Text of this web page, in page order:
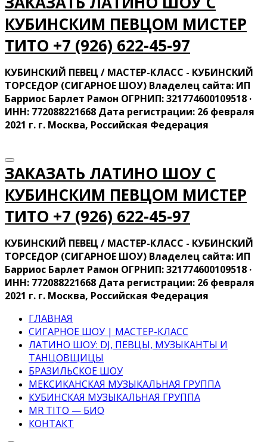
КУБИНСКИМ ПЕВЦОМ МИСТЕР
ТИТО ‍+7 (926) 622-45-97
КУБИНСКИЙ ПЕВЕЦ / МАСТЕР-КЛАСС - КУБИНСКИЙ
ТОРСЕДОР (СИГАРНОЕ ШОУ) Владелец сайта: ИП
Барриос Барлет Рамон ОГРНИП: 321774600109518 ·
ИНН: 772088221668 Дата регистрации: 26 февраля
2021 г. г. Москва, Российская Федерация
ЗАКАЗАТЬ ЛАТИНО ШОУ С
КУБИНСКИМ ПЕВЦОМ МИСТЕР
ТИТО ‍+7 (926) 622-45-97
КУБИНСКИЙ ПЕВЕЦ / МАСТЕР-КЛАСС - КУБИНСКИЙ
ТОРСЕДОР (СИГАРНОЕ ШОУ) Владелец сайта: ИП
Барриос Барлет Рамон ОГРНИП: 321774600109518 ·
ИНН: 772088221668 Дата регистрации: 26 февраля
2021 г. г. Москва, Российская Федерация
ГЛАВНАЯ
СИГАРНОЕ ШОУ | МАСТЕР-КЛАСС
ЛАТИНО ШОУ: DJ, ПЕВЦЫ, МУЗЫКАНТЫ И
ТАНЦОВЩИЦЫ
БРАЗИЛЬСКОЕ ШОУ
МЕКСИКАНСКАЯ МУЗЫКАЛЬНАЯ ГРУППА
КУБИНСКАЯ МУЗЫКАЛЬНАЯ ГРУППА
MR TITO — БИО
КОНТАКТ